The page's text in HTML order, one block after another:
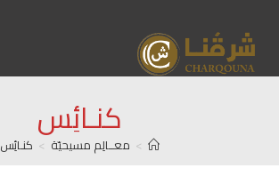
كنـائِس
> معــالِم مسيحيّة > كنـائِس